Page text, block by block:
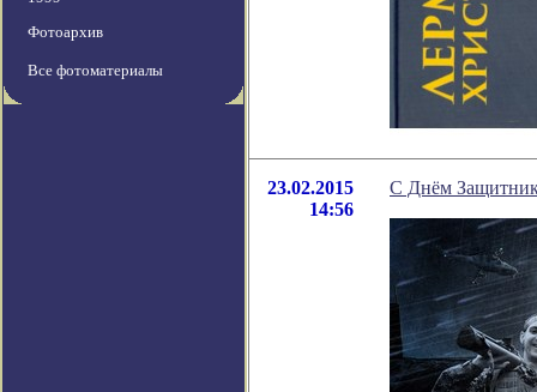
Фотоархив
Все фотоматериалы
23.02.2015
14:56
С Днём